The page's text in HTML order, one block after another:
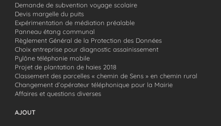
Demande de subvention voyage scolaire
Devis margelle du puits
Expérimentation de médiation préalable
Panneau étang communal
Règlement Général de la Protection des Données
Choix entreprise pour diagnostic assainissement
Pylône téléphonie mobile
Projet de plantation de haies 2018
Classement des parcelles « chemin de Sens » en chemin rural
Changement d’opérateur téléphonique pour la Mairie
Affaires et questions diverses
AJOUT